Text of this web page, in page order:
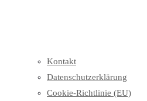
Kontakt
Datenschutzerklärung
Cookie-Richtlinie (EU)